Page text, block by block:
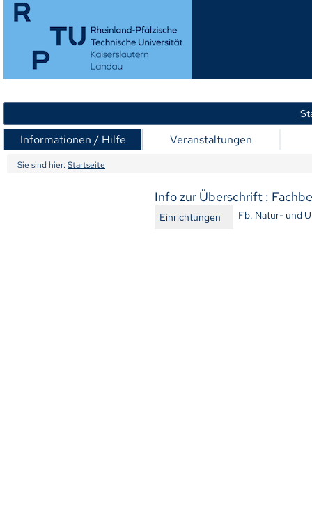
S
Informationen / Hilfe Veranstaltungen
Sie sind hier: Startseite
Info zur Überschrift :
Einrichtungen Fb. Natur- und